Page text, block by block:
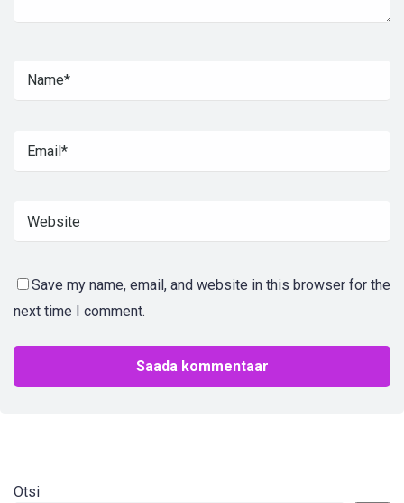
Save my name, email, and website in this browser for the
next time I comment.
Otsi